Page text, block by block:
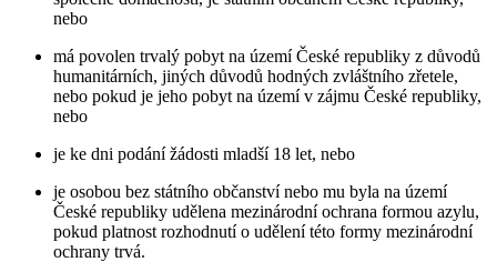
nebo
má povolen trvalý pobyt na území České republiky z důvodů
humanitárních, jiných důvodů hodných zvláštního zřetele,
nebo pokud je jeho pobyt na území v zájmu České republiky,
nebo
je ke dni podání žádosti mladší 18 let, nebo
je osobou bez státního občanství nebo mu byla na území
České republiky udělena mezinárodní ochrana formou azylu,
pokud platnost rozhodnutí o udělení této formy mezinárodní
ochrany trvá.